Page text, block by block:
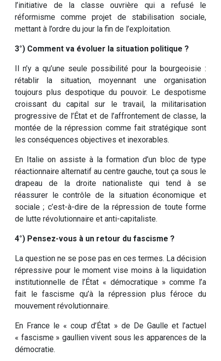
l’initiative de la classe ouvrière qui a refusé le
réformisme comme projet de stabilisation sociale,
mettant à l’ordre du jour la fin de l’exploitation.
3°) Comment va évoluer la situation politique ?
Il n’y a qu’une seule possibilité pour la bourgeoisie :
rétablir la situation, moyennant une organisation
toujours plus despotique du pouvoir. Le despotisme
croissant du capital sur le travail, la militarisation
progressive de l’État et de l’affrontement de classe, la
montée de la répression comme fait stratégique sont
les conséquences objectives et inexorables.
En Italie on assiste à la formation d’un bloc de type
réactionnaire alternatif au centre gauche, tout ça sous le
drapeau de la droite nationaliste qui tend à se
réassurer le contrôle de la situation économique et
sociale ; c’est-à-dire de la répression de toute forme
de lutte révolutionnaire et anti-capitaliste.
4°) Pensez-vous à un retour du fascisme ?
La question ne se pose pas en ces termes. La décision
répressive pour le moment vise moins à la liquidation
institutionnelle de l’État « démocratique » comme l’a
fait le fascisme qu’à la répression plus féroce du
mouvement révolutionnaire.
En France le « coup d’État » de De Gaulle et l’actuel
« fascisme » gaullien vivent sous les apparences de la
démocratie.